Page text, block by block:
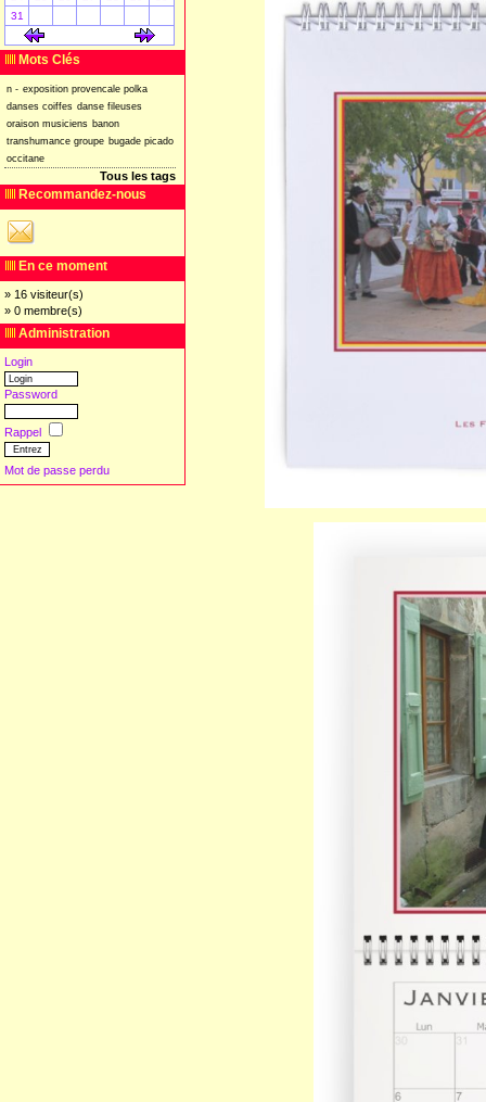
31
Mots Clés
n - exposition provencale polka
danses coiffes danse fileuses
oraison musiciens banon
transhumance groupe bugade picado
occitane
Tous les tags
Recommandez-nous
En ce moment
» 16 visiteur(s)
» 0 membre(s)
Administration
Login
Password
Rappel
Mot de passe perdu